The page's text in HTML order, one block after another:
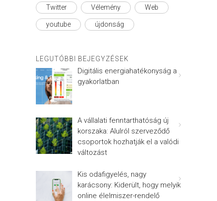
Twitter Vélemény Web
youtube újdonság
LEGUTÓBBI BEJEGYZÉSEK
Digitális energiahatékonyság a
gyakorlatban
A vállalati fenntarthatóság új
korszaka: Alulról szerveződő
csoportok hozhatják el a valódi
változást
Kis odafigyelés, nagy
karácsony: Kiderült, hogy melyik
online élelmiszer-rendelő